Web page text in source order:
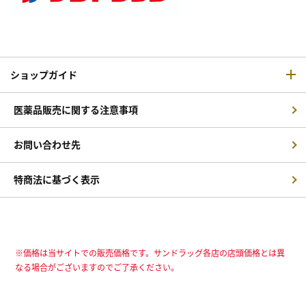
ショップガイド
医薬品販売に関する注意事項
お問い合わせ先
特商法に基づく表示
※価格は当サイトでの販売価格です。サンドラッグ各店の店頭価格とは異
なる場合がございますのでご了承ください。